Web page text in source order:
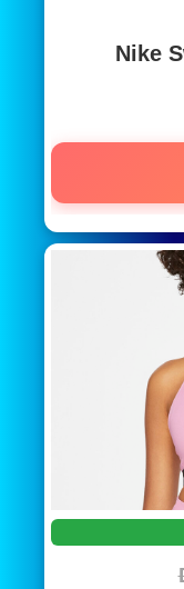
Nike